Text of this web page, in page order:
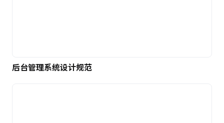
后台管理系统设计规范